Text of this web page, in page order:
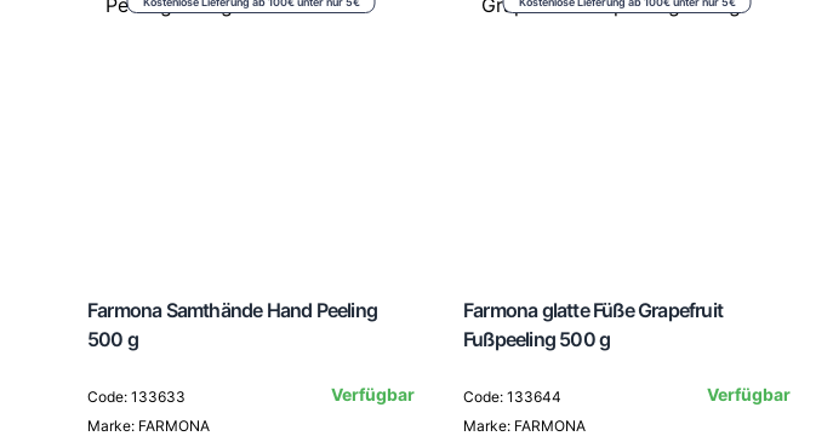
Farmona Samthände Hand Peeling
500 g
Code: 133633
Marke: FARMONA
Verfügbar
Farmona glatte Füße Grapefruit
Fußpeeling 500 g
Code: 133644
Marke: FARMONA
Verfügbar